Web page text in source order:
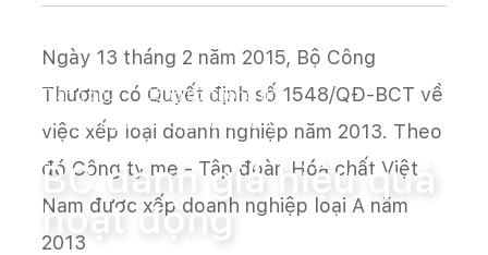
Trang chủ
Công bố thông tin
BC đánh giá hiệu quả hoạt động
BC đánh giá hiệu quả
hoạt động
Ngày 13 tháng 2 năm 2015, Bộ Công
Thương có Quyết định số 1548/QĐ-BCT về
việc xếp loại doanh nghiệp năm 2013. Theo
đó Công ty mẹ - Tập đoàn Hóa chất Việt
Nam được xếp doanh nghiệp loại A năm
2013